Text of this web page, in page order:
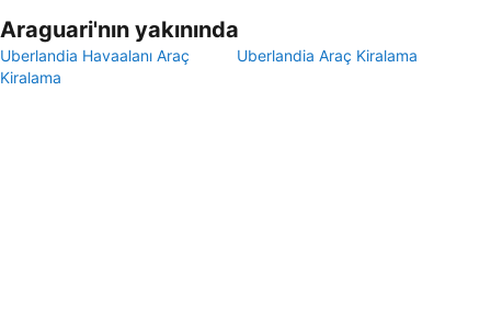
Araguari'nın yakınında
Uberlandia Havaalanı Araç
Kiralama
Uberlandia Araç Kiralama